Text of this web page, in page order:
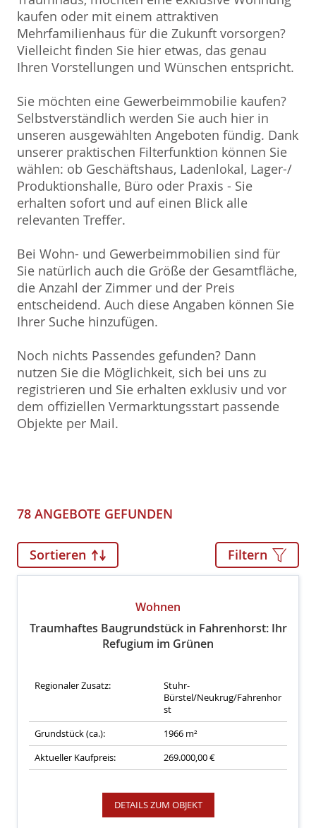
kaufen oder mit einem attraktiven
Mehrfamilienhaus für die Zukunft vorsorgen?
Vielleicht finden Sie hier etwas, das genau
Ihren Vorstellungen und Wünschen entspricht.
Sie möchten eine Gewerbeimmobilie kaufen?
Selbstverständlich werden Sie auch hier in
unseren ausgewählten Angeboten fündig. Dank
unserer praktischen Filterfunktion können Sie
wählen: ob Geschäftshaus, Ladenlokal, Lager-/
Produktionshalle, Büro oder Praxis - Sie
erhalten sofort und auf einen Blick alle
relevanten Treffer.
Bei Wohn- und Gewerbeimmobilien sind für
Sie natürlich auch die Größe der Gesamtfläche,
die Anzahl der Zimmer und der Preis
entscheidend. Auch diese Angaben können Sie
Ihrer Suche hinzufügen.
Noch nichts Passendes gefunden? Dann
nutzen Sie die Möglichkeit, sich bei uns zu
registrieren und Sie erhalten exklusiv und vor
dem offiziellen Vermarktungsstart passende
Objekte per Mail.
78 ANGEBOTE GEFUNDEN
Sortieren Filtern
Wohnen
Traumhaftes Baugrundstück in Fahrenhorst: Ihr
Refugium im Grünen
Regionaler Zusatz:
Stuhr-
Bürstel/Neukrug/Fahrenhor
st
Grundstück (ca.):
1966 m²
Aktueller Kaufpreis:
269.000,00 €
DETAILS ZUM OBJEKT